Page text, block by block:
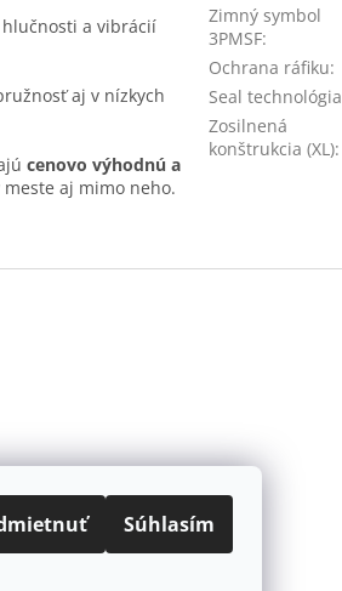
Súhlasím
a vibrácií
aj v nízkych
cenovo výhodnú a
aj mimo neho.
Zimný symbol
3PMSF:
Ochrana ráfiku:
Seal technológia
Zosilnená
konštrukcia (XL):